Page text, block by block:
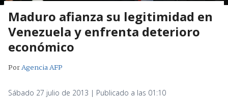
Maduro afianza su legitimidad en
Venezuela y enfrenta deterioro
económico
PorAgencia AFP
Sábado 27 julio de 2013 | Publicado a las 01:10